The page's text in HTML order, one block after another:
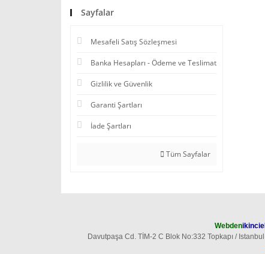
Sayfalar
Mesafeli Satış Sözleşmesi
Banka Hesapları - Ödeme ve Teslimat
Gizlilik ve Güvenlik
Garanti Şartları
İade Şartları
Tüm Sayfalar
Webdenikinciel
Davutpaşa Cd. TİM-2 C Blok No:332 Topkapı / Istanbul